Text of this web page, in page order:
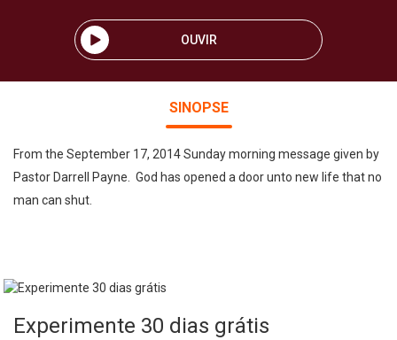
OUVIR
SINOPSE
From the September 17, 2014 Sunday morning message given by
Pastor Darrell Payne. God has opened a door unto new life that no
man can shut.
Experimente 30 dias grátis